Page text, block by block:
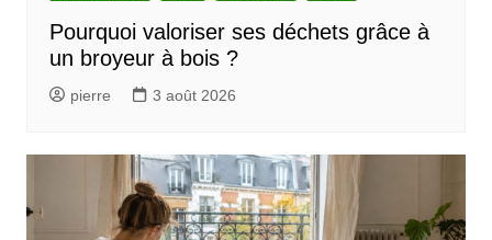
c
Pourquoi valoriser ses déchets grâce à
un broyeur à bois ?
pierre 3 août 2026